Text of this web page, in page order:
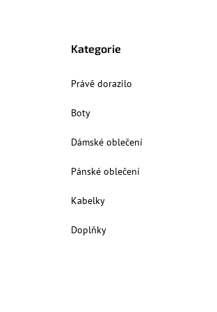
Kategorie
Právě dorazilo
Boty
Dámské oblečení
Pánské oblečení
Kabelky
Doplňky